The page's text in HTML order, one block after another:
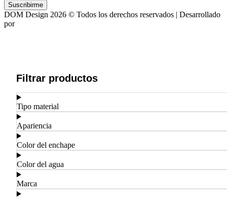
Suscribirme
DOM Design 2026 © Todos los derechos reservados | Desarrollado
por
Filtrar productos
Tipo material
Apariencia
Color del enchape
Color del agua
Marca